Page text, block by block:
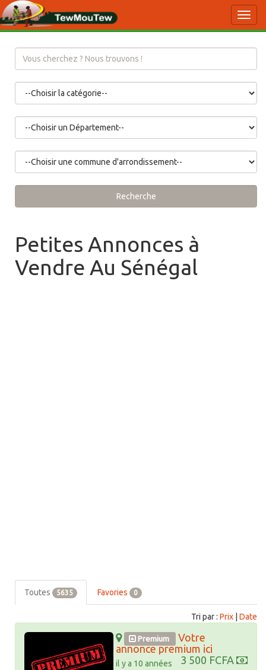
Recherche
Petites Annonces à
Vendre Au Sénégal
Toutes 5635 Favories 0
Tri par : Prix Date
Premium
Votre
annonce premium ici
3 500 FCFA
il y a 10 années